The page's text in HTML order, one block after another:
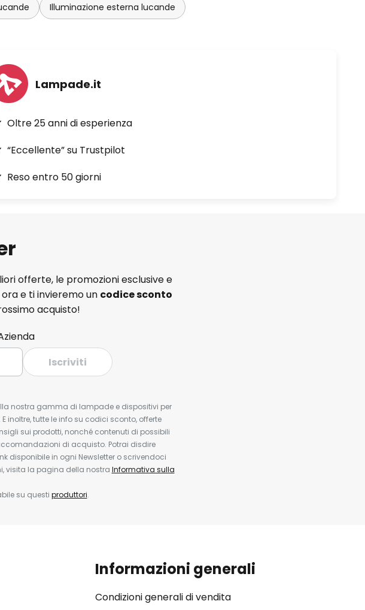
Illuminazione esterna lucande
Lampade.it
Oltre 25 anni di esperienza
“Eccellente” su Trustpilot
Reso entro 50 giorni
offerte, le promozioni esclusive e
e ti invieremo un codice sconto
acquisto!
Iscriviti
nostra gamma di lampade e dispositivi per
inoltre, tutte le info su codici sconto, offerte
sui prodotti, nonché contenuti di possibili
di acquisto. Potrai disdire
disponibile in ogni Newsletter o scrivendoci
visita la pagina della nostra Informativa sulla
su questi produttori.
Informazioni generali
Condizioni generali di vendita